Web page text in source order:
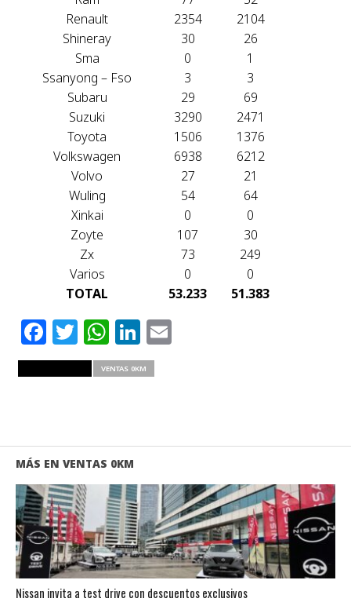
Renault
2354
2104
Shineray
30
26
Sma
0
1
Ssanyong – Fso
3
3
Subaru
29
69
Suzuki
3290
2471
Toyota
1506
1376
Volkswagen
6938
6212
Volvo
27
21
Wuling
54
64
Xinkai
0
0
Zoyte
107
30
Zx
73
249
Varios
0
0
TOTAL
53.233 51.383
Facebook
Twitter
WhatsApp
LinkedIn
Email
VENTAS 0KM
MÁS EN VENTAS 0KM
Nissan invita a test drive con descuentos exclusivos